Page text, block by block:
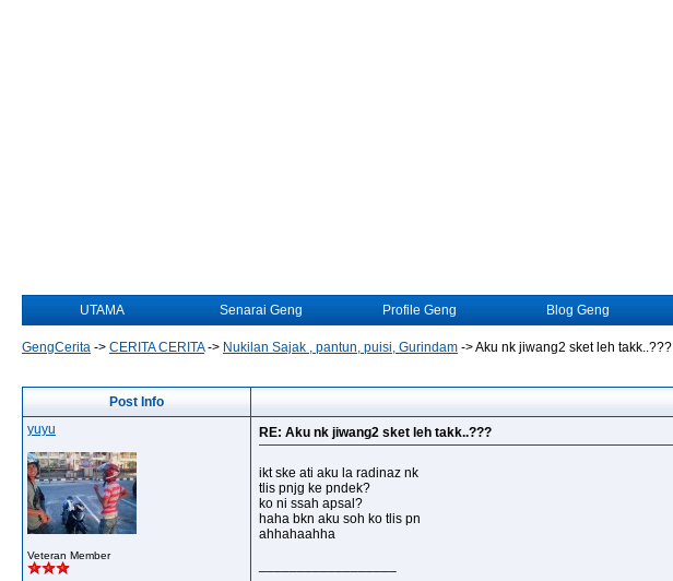
UTAMA Senarai Geng Profile Geng Blog Geng
GengCerita -> CERITA CERITA-> Nukilan Sajak , pantun, puisi, Gurindam ->Aku nk jiwang2 sket leh takk..???
Post Info
yuyu
Veteran Member
RE: Aku nk jiwang2 sket leh takk..???
ikt ske ati aku la radinaz nk
tlis pnjg ke pndek?
ko ni ssah apsal?
haha bkn aku soh ko tlis pn
ahhahaahha